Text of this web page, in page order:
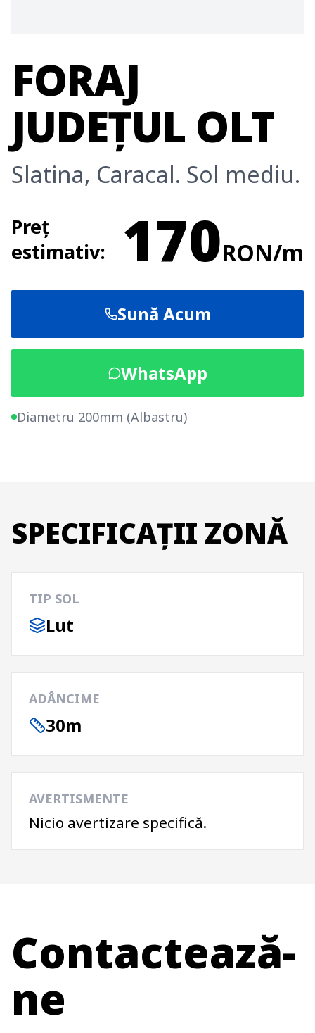
FORAJ
JUDEȚUL OLT
Slatina, Caracal. Sol mediu.
Preț
estimativ:
170RON/m
Sună Acum
WhatsApp
Diametru 200mm (Albastru)
SPECIFICAȚII ZONĂ
TIP SOL
Lut
ADÂNCIME
30m
AVERTISMENTE
Nicio avertizare specifică.
Contactează-
ne